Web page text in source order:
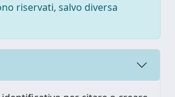
riservati, salvo diversa